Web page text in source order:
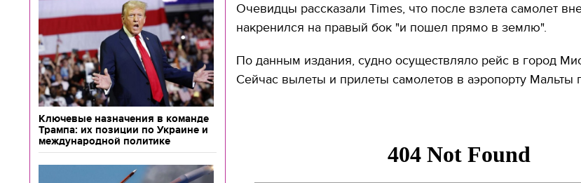
Ключевые назначения в команде
Трампа: их позиции по Украине и
международной политике
Очевидцы рассказали Times, что после взлета самолет
накренился на правый бок "и пошел прямо в землю".
По данным издания, судно осуществляло рейс в город
Сейчас вылеты и прилеты самолетов в аэропорту Мальты